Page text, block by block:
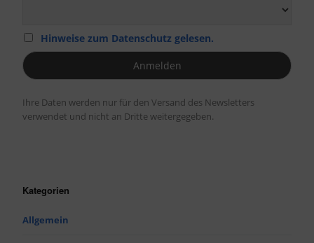
Hinweise zum Datenschutz gelesen.
Ihre Daten werden nur für den Versand des Newsletters
verwendet und nicht an Dritte weitergegeben.
Kategorien
Allgemein